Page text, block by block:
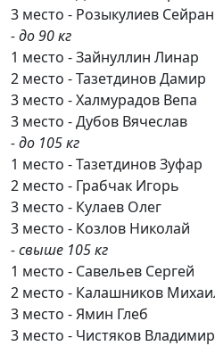
3 место - Розыкулиев Сейран
- до 90 кг
1 место - Зайнуллин Линар
2 место - Тазетдинов Дамир
3 место - Халмурадов Вепа
3 место - Дубов Вячеслав
- до 105 кг
1 место - Тазетдинов Зуфар
2 место - Грабчак Игорь
3 место - Кулаев Олег
3 место - Козлов Николай
- свыше 105 кг
1 место - Савельев Сергей
2 место - Калашников
3 место - Ямин Глеб
3 место - Чистяков Владимир